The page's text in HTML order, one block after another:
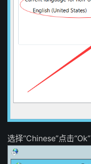
选择“Chinese”点击“Ok”